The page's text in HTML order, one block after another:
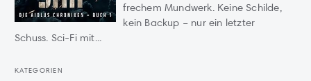
frechem Mundwerk. Keine Schilde,
kein Backup – nur ein letzter
Schuss. Sci-Fi mit...
KATEGORIEN